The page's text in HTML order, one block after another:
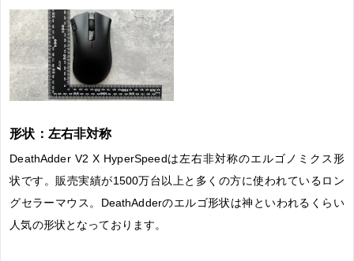
形状：左右非対称
DeathAdder V2 X HyperSpeedは左右非対称のエルゴノミクス形
状です。販売実績が1500万台以上と多くの方に使われているロン
グセラーマウス。DeathAdderのエルゴ形状は神といわれるくらい
人気の形状となっております。